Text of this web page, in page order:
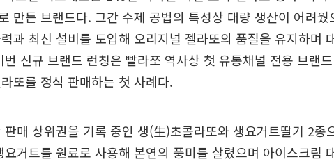
만든 브랜드다. 그간 수제 공법의 특성상 대량 생산이 어려웠
과 최신 설비를 도입해 오리지널 젤라또의 품질을 유지하며
신규 브랜드 런칭은 빨라쪼 역사상 첫 유통채널 전용 브랜
또를 정식 판매하는 첫 사례다.
판매 상위권을 기록 중인 생(生)초콜라또와 생요거트딸기 2종
거트를 원료로 사용해 본연의 풍미를 살렸으며 아이스크림